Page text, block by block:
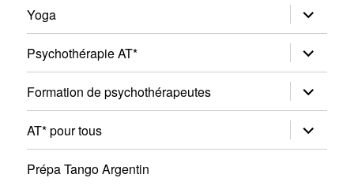
Yoga ouvrir
le
sous-
menu
Psychothérapie AT* ouvrir
le
sous-
menu
Formation de psychothérapeutes ouvrir
le
sous-
menu
AT* pour tous ouvrir
le
sous-
Prépa Tango Argentin